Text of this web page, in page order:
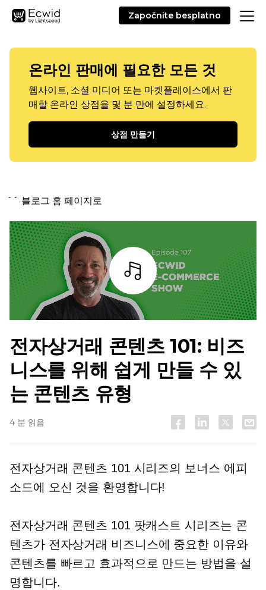
Započnite besplatno
온라인 판매에 필요한 모든 것
웹사이트, 소셜 미디어 또는 마켓플레이스에서 판
매할 온라인 상점을 몇 분 만에 설정하세요.
상점 만들기
`` 블로그 홈 페이지로
조각
전자상거래 콘텐츠 101: 비즈
니스를 위해 쉽게 만들 수 있
는 콘텐츠 유형
4 분 읽음
전자상거래 콘텐츠 101 시리즈의 보너스 에피
소드에 오신 것을 환영합니다!
전자상거래 콘텐츠 101 팟캐스트 시리즈는 콘
텐츠가 전자상거래 비즈니스에 중요한 이유와
콘텐츠를 빠르고 효과적으로 만드는 방법을 설
명합니다.